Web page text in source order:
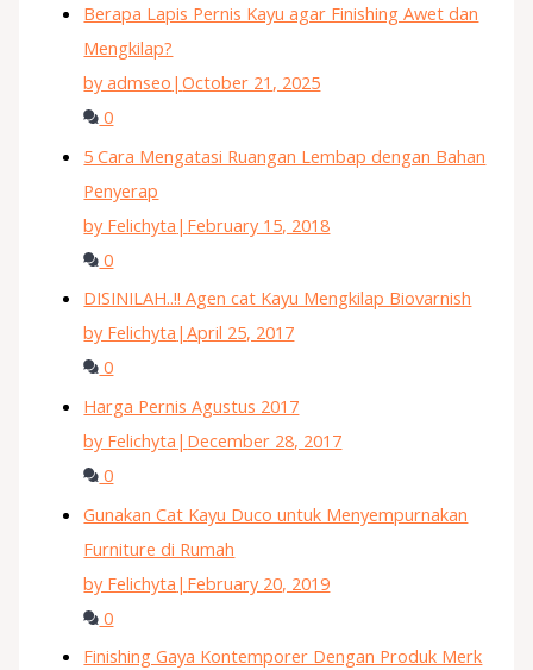
Berapa Lapis Pernis Kayu agar Finishing Awet dan
Mengkilap?
by admseo |October 21, 2025
0
5 Cara Mengatasi Ruangan Lembap dengan Bahan
Penyerap
by Felichyta | February 15, 2018
0
DISINILAH..!! Agen cat Kayu Mengkilap Biovarnish
by Felichyta |April 25, 2017
0
Harga Pernis Agustus 2017
by Felichyta | December 28, 2017
0
Gunakan Cat Kayu Duco untuk Menyempurnakan
Furniture di Rumah
by Felichyta | February 20, 2019
0
Finishing Gaya Kontemporer Dengan Produk Merk